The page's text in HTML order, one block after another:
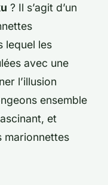
? Il s’agit d’un
lequel les
avec une
l’illusion
ensemble
et
marionnettes